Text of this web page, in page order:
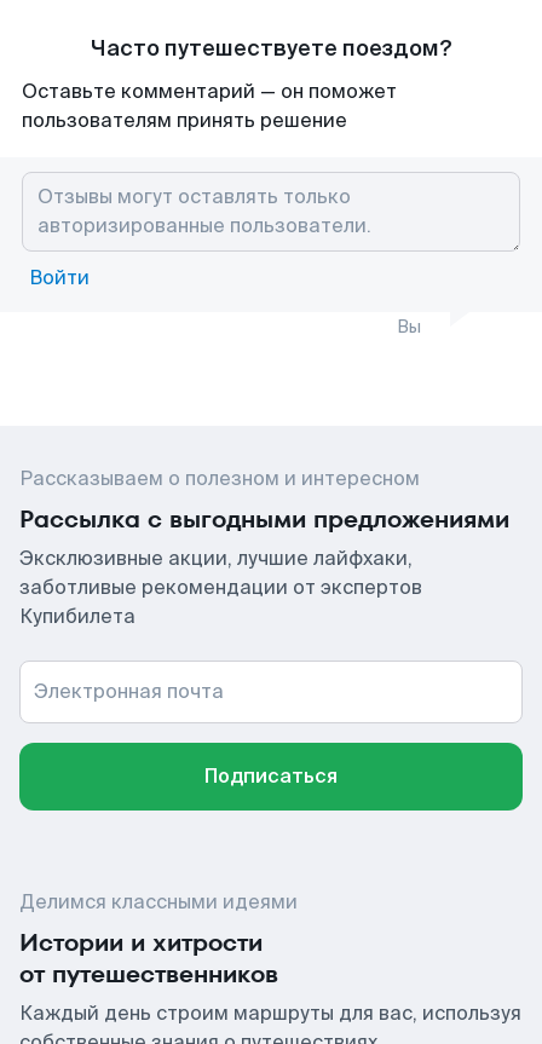
Часто путешествуете поездом?
Оставьте комментарий — он поможет
пользователям принять решение
Войти
Вы
Рассказываем о полезном и интересном
Рассылка с выгодными предложениями
Эксклюзивные акции, лучшие лайфхаки,
заботливые рекомендации от экспертов
Купибилета
Электронная почта
Подписаться
Делимся классными идеями
Истории и хитрости
от путешественников
Каждый день строим маршруты для вас, используя